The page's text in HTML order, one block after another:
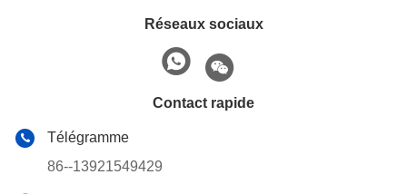
Réseaux sociaux
Contact rapide
Télégramme
86--13921549429